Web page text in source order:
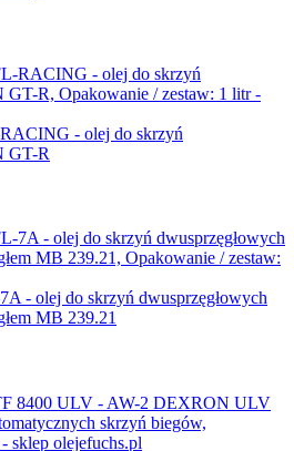
- olej do skrzyń
GT-R
- olej do skrzyń dwusprzęgłowych
MB 239.21